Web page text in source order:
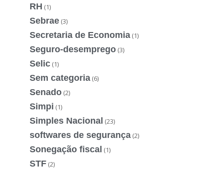
RH (1)
Sebrae (3)
Secretaria de Economia (1)
Seguro-desemprego (3)
Selic (1)
Sem categoria (6)
Senado (2)
Simpi (1)
Simples Nacional (23)
softwares de segurança (2)
Sonegação fiscal (1)
STF (2)